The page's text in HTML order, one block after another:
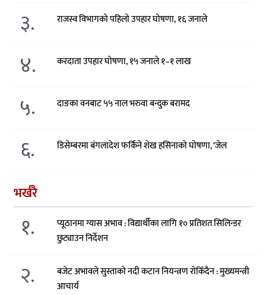
३. राजस्व विभागको पहिलो उपहार घोषणा, १६ जनाले
४. करदाता उपहार घोषणा, १५ जनाले १–१ लाख
५. दाङका वनबाट ५५ नाल भरुवा बन्दुक बरामद
६. डिसेम्बरमा बंगलादेश फर्किने शेख हसिनाको घोषणा, ‘जेल
भर्खरै
१.
प्यूठानमा ग्यास अभाव : विद्यार्थीका लागि १० प्रतिशत सिलिन्डर
छुट्याउन निर्देशन
२.
बजेट अभावले सुस्ताको नदी कटान नियन्त्रण रोकिँदैन : मुख्यमन्त्री
आचार्य